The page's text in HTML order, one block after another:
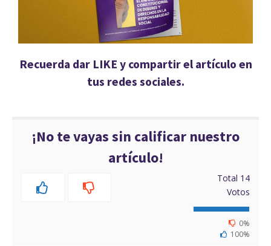
Recuerda dar LIKE y compartir el artículo en
tus redes sociales.
¡No te vayas sin calificar nuestro
artículo!
Total 14
Votos
0%
100%